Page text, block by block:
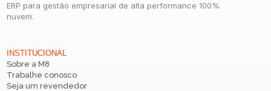
ERP para gestão empresarial de alta performance 100%
nuvem.
INSTITUCIONAL
Sobre a M8
Trabalhe conosco
Seja um revendedor